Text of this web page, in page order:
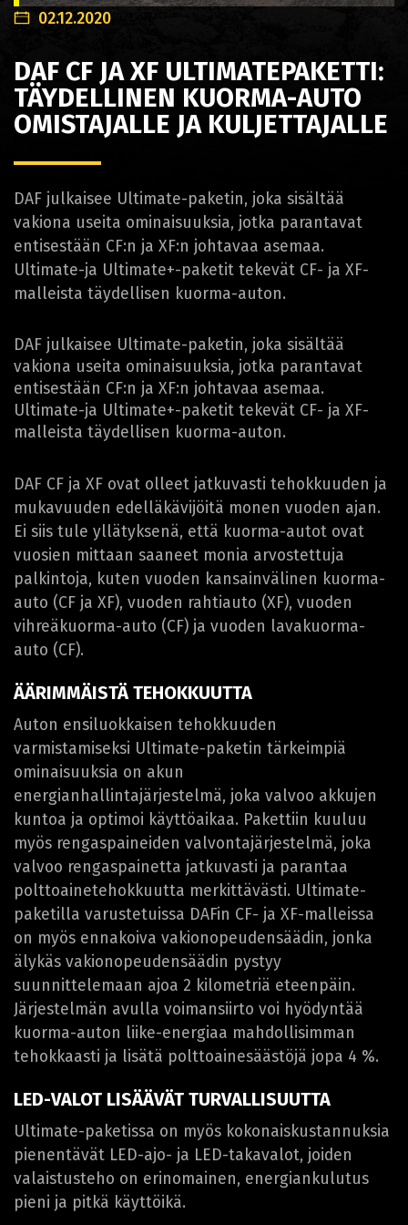
02.12.2020
DAF CF JA XF ULTIMATEPAKETTI:
TÄYDELLINEN KUORMA-AUTO
OMISTAJALLE JA KULJETTAJALLE
DAF julkaisee Ultimate-paketin, joka sisältää
vakiona useita ominaisuuksia, jotka parantavat
entisestään CF:n ja XF:n johtavaa asemaa.
Ultimate-ja Ultimate+-paketit tekevät CF- ja XF-
malleista täydellisen kuorma-auton.
DAF julkaisee Ultimate-paketin, joka sisältää
vakiona useita ominaisuuksia, jotka parantavat
entisestään CF:n ja XF:n johtavaa asemaa.
Ultimate-ja Ultimate+-paketit tekevät CF- ja XF-
malleista täydellisen kuorma-auton.
DAF CF ja XF ovat olleet jatkuvasti tehokkuuden ja
mukavuuden edelläkävijöitä monen vuoden ajan.
Ei siis tule yllätyksenä, että kuorma-autot ovat
vuosien mittaan saaneet monia arvostettuja
palkintoja, kuten vuoden kansainvälinen kuorma-
auto (CF ja XF), vuoden rahtiauto (XF), vuoden
vihreäkuorma-auto (CF) ja vuoden lava­kuorma-
auto (CF).
ÄÄRIMMÄISTÄ TEHOKKUUTTA
Auton ensiluokkaisen tehokkuuden
varmistamiseksi Ultimate-paketin tärkeimpiä
ominaisuuksia on akun
energianhallintajärjestelmä, joka valvoo akkujen
kuntoa ja optimoi käyttöaikaa. Pakettiin kuuluu
myös rengaspaineiden valvontajärjestelmä, joka
valvoo rengaspainetta jatkuvasti ja parantaa
polttoainetehokkuutta merkittävästi. Ultimate-
paketilla varustetuissa DAFin CF- ja XF-malleissa
on myös ennakoiva vakionopeudensäädin, jonka
älykäs vakionopeudensäädin pystyy
suunnittelemaan ajoa 2 kilometriä eteenpäin.
Järjestelmän avulla voimansiirto voi hyödyntää
kuorma-auton liike-energiaa mahdollisimman
tehokkaasti ja lisätä polttoainesäästöjä jopa 4 %.
LED-VALOT LISÄÄVÄT TURVALLISUUTTA
Ultimate-paketissa on myös kokonaiskustannuksia
pienentävät LED-ajo- ja LED-takavalot, joiden
valaistusteho on erinomainen, energiankulutus
pieni ja pitkä käyttöikä.